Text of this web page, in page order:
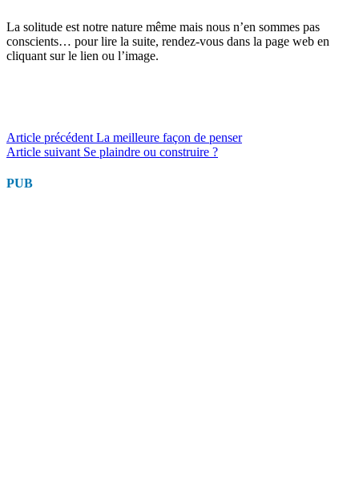
La solitude est notre nature même mais nous n’en sommes pas
conscients… pour lire la suite, rendez-vous dans la page web en
cliquant sur le lien ou l’image.
Lire
la
suite
Article précédent La meilleure façon de penser
Article suivant Se plaindre ou construire ?
PUB